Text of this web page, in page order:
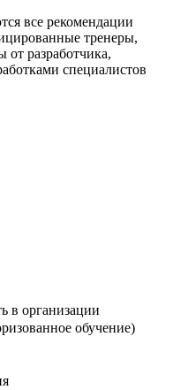
все рекомендации
тренеры,
от разработчика,
специалистов
в организации
обучение)